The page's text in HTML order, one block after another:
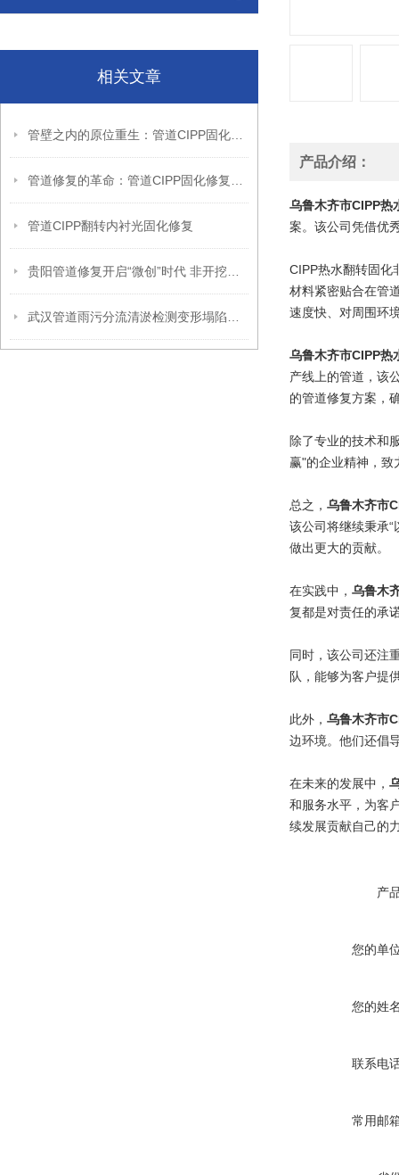
相关文章
管道CIPP翻转内衬光固化修复
产品介绍：
乌鲁木齐市CIPP热
案。该公司凭借优
CIPP热水翻转固化
材料紧密贴合在管
速度快、对周围环
乌鲁木齐市CIPP热
产线上的管道，该
的管道修复方案，
除了专业的技术和
赢"的企业精神，致
总之， 乌鲁木齐市
该公司将继续秉承
做出更大的贡献。
在实践中， 乌鲁木
复都是对责任的承
同时，该公司还注
队，能够为客户提
此外， 乌鲁木齐市
边环境。他们还倡
在未来的发展中，
和服务水平，为客
续发展贡献自己的
产
您的单
您的姓
联系电
常用邮